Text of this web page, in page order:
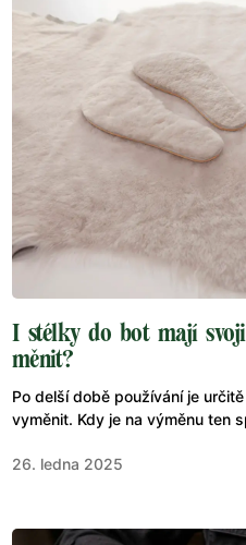
I stélky do bot mají
měnit?
Po delší době používání je
vyměnit. Kdy je na výměnu ten
se vám potí nohy. Obecně se
26. ledna 2025